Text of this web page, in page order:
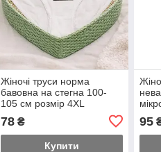
Жіночі труси норма
бавовна на стегна 100-
105 см розмір 4XL
мереживо
78₴
Купити
95